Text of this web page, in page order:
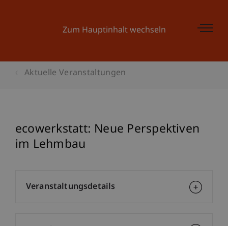
Zum Hauptinhalt wechseln
Aktuelle Veranstaltungen
ecowerkstatt: Neue Perspektiven
im Lehmbau
Veranstaltungsdetails